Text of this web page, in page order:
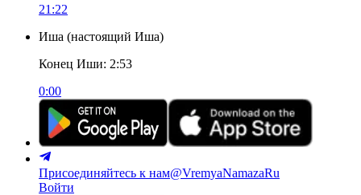
21:22
Иша (настоящий Иша)
Конец Иши: 2:53
0:00
Присоединяйтесь к нам@VremyaNamazaRu
Войти